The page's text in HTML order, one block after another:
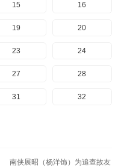
15 16
19 20
23 24
27 28
31 32
南侠展昭（杨洋饰）为追查故友